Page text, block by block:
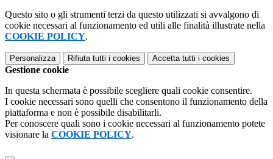
Questo sito o gli strumenti terzi da questo utilizzati si avvalgono di
cookie necessari al funzionamento ed utili alle finalità illustrate nella
COOKIE POLICY.
Personalizza Rifiuta tutti i cookies Accetta tutti i cookies
Gestione cookie
In questa schermata è possibile scegliere quali cookie consentire.
I cookie necessari sono quelli che consentono il funzionamento della
piattaforma e non è possibile disabilitarli.
Per conoscere quali sono i cookie necessari al funzionamento potete
visionare la COOKIE POLICY.